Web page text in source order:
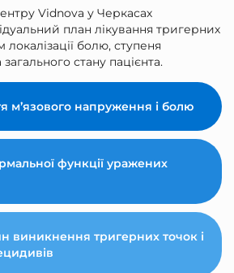
Vidnova у Черкасах
план лікування тригерних
локалізації болю, ступеня
стану пацієнта.
м’язового напруження і болю
функції уражених
виникнення тригерних точок і